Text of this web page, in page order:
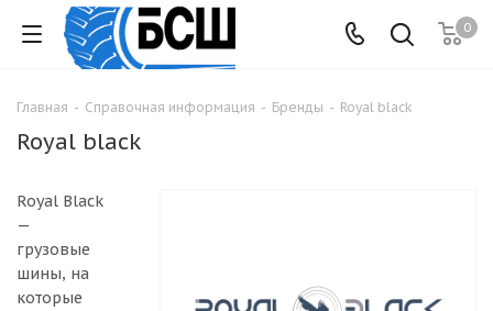
0
Главная - Справочная информация - Бренды - Royal black
Royal black
Royal Black
—
грузовые
шины, на
которые